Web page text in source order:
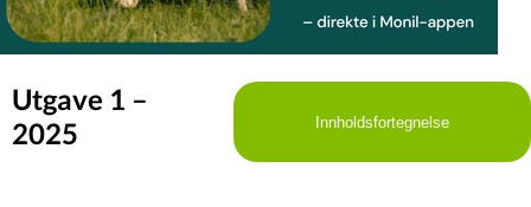
Utgave 1 –
2025
Innholdsfortegnelse